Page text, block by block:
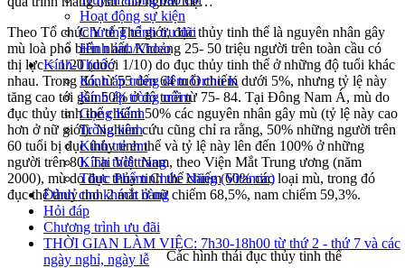
Hoạt động sự kiện
Chương trình ưu đãi
Hình ảnh/Video
Kính-Thuốc
Kính áp tròng đêm Ortho K
Kính áp tròng mềm
Gọng Kính
Tròng kính
Kính trẻ em
Kính thời trang
Thực Phẩm Chức Năng (Vitamin)
Dành cho khách hàng
Hỏi đáp
Chương trình ưu đãi
THỜI GIAN LÀM VIỆC: 7h30-18h00 từ thứ 2 - thứ 7 và các
ngày nghỉ, ngày lễ
Theo Tổ chức Y tế Thế giới, đục thủy tinh thể là nguyên nhân gây
mù loà phổ biến nhất. Khoảng 25- 50 triệu người trên toàn cầu có
thị lực < 1/20 (dưới 1/10) do đục thủy tinh thể ở những độ tuổi khác
nhau. Trong đó, từ 55 đến 64 tuổi chiếm dưới 5%, nhưng tỷ lệ này
tăng cao tới gần 50% ở độ tuổi từ 75- 84. Tại Đông Nam Á, mù do
đục thủy tinh thể chiếm 50% các nguyên nhân gây mù (tỷ lệ này cao
hơn ở nữ giới). Nghiên cứu cũng chỉ ra rằng, 50% những người trên
60 tuổi bị đục thủy tinh thể và tỷ lệ này lên đến 100% ở những
người trên 80. Tại Việt Nam, theo Viện Mắt Trung ương (năm
2000), mù do đục thủy tinh thể chiếm 60% các loại mù, trong đó
đục thể thuỷ tinh 2 mắt ở nữ chiếm 68,5%, nam chiếm 59,3%.
Các hình thái đục thủy tinh thể